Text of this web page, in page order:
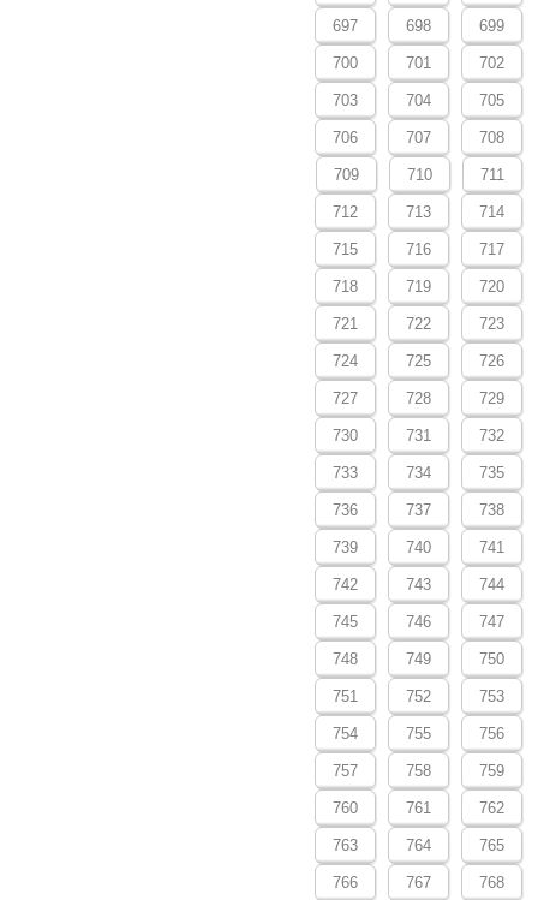
697 698 699
700 701 702
703 704 705
706 707 708
709 710 711
712 713 714
715 716 717
718 719 720
721 722 723
724 725 726
727 728 729
730 731 732
733 734 735
736 737 738
739 740 741
742 743 744
745 746 747
748 749 750
751 752 753
754 755 756
757 758 759
760 761 762
763 764 765
766 767 768